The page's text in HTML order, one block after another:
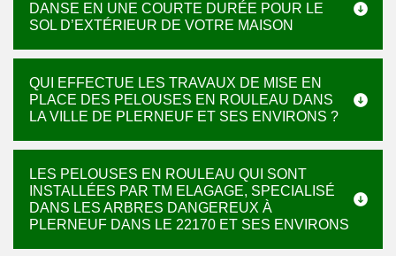
DANSE EN UNE COURTE DURÉE POUR LE
SOL D’EXTÉRIEUR DE VOTRE MAISON
QUI EFFECTUE LES TRAVAUX DE MISE EN
PLACE DES PELOUSES EN ROULEAU DANS
LA VILLE DE PLERNEUF ET SES ENVIRONS ?
LES PELOUSES EN ROULEAU QUI SONT
INSTALLÉES PAR TM ELAGAGE, SPECIALISÉ
DANS LES ARBRES DANGEREUX À
PLERNEUF DANS LE 22170 ET SES ENVIRONS